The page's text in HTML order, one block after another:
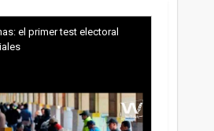
el primer test electoral